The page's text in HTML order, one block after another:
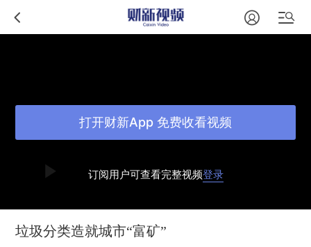
订阅用户可查看完整视频登录
打开财新App 免费收看视频
垃圾分类造就城市“富矿”